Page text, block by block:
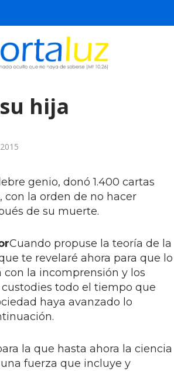
hija
genio, donó 1.400 cartas
con la orden de no hacer
de su muerte.
Cuando propuse la teoría de la
te revelaré ahora para que lo
la incomprensión y los
todo el tiempo que
haya avanzado lo
la que hasta ahora la ciencia
fuerza que incluye y